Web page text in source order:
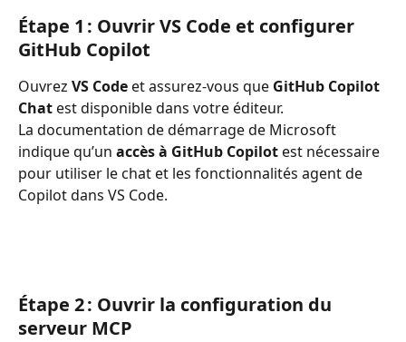
Étape 1 : Ouvrir VS Code et configurer
GitHub Copilot
Ouvrez VS Code et assurez-vous que GitHub Copilot
Chat est disponible dans votre éditeur.
La documentation de démarrage de Microsoft
indique qu’un accès à GitHub Copilot est nécessaire
pour utiliser le chat et les fonctionnalités agent de
Copilot dans VS Code.
Étape 2 : Ouvrir la configuration du
serveur MCP